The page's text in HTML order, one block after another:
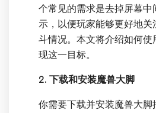
个常见的需求是去掉屏幕中
示，以便玩家能够更好地关
斗情况。本文将介绍如何使
现这一目标。
2. 下载和安装魔兽大脚
你需要下载并安装魔兽大脚